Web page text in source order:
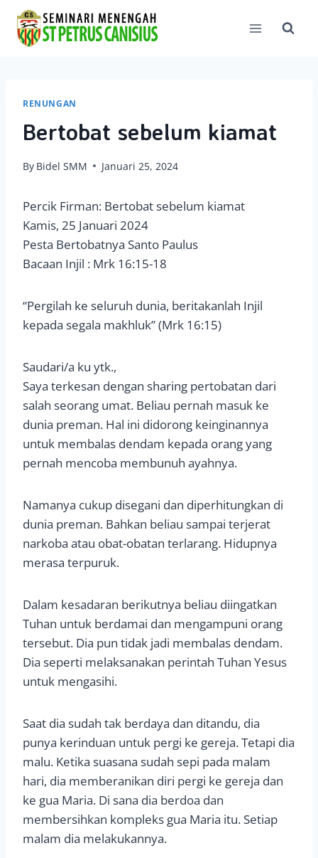
content
RENUNGAN
Bertobat sebelum kiamat
By Bidel SMM Januari 25, 2024
Percik Firman: Bertobat sebelum kiamat
Kamis, 25 Januari 2024
Pesta Bertobatnya Santo Paulus
Bacaan Injil : Mrk 16:15-18
“Pergilah ke seluruh dunia, beritakanlah Injil
kepada segala makhluk” (Mrk 16:15)
Saudari/a ku ytk.,
Saya terkesan dengan sharing pertobatan dari
salah seorang umat. Beliau pernah masuk ke
dunia preman. Hal ini didorong keinginannya
untuk membalas dendam kepada orang yang
pernah mencoba membunuh ayahnya.
Namanya cukup disegani dan diperhitungkan di
dunia preman. Bahkan beliau sampai terjerat
narkoba atau obat-obatan terlarang. Hidupnya
merasa terpuruk.
Dalam kesadaran berikutnya beliau diingatkan
Tuhan untuk berdamai dan mengampuni orang
tersebut. Dia pun tidak jadi membalas dendam.
Dia seperti melaksanakan perintah Tuhan Yesus
untuk mengasihi.
Saat dia sudah tak berdaya dan ditandu, dia
punya kerinduan untuk pergi ke gereja. Tetapi dia
malu. Ketika suasana sudah sepi pada malam
hari, dia memberanikan diri pergi ke gereja dan
ke gua Maria. Di sana dia berdoa dan
membersihkan kompleks gua Maria itu. Setiap
malam dia melakukannya.